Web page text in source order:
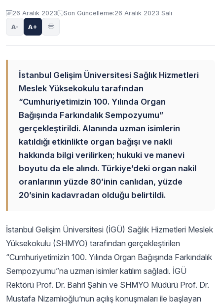
26 Aralık 2023 Son Güncelleme:26 Aralık 2023 Salı
A- A+
İstanbul Gelişim Üniversitesi Sağlık Hizmetleri
Meslek Yüksekokulu tarafından
“Cumhuriyetimizin 100. Yılında Organ
Bağışında Farkındalık Sempozyumu”
gerçekleştirildi. Alanında uzman isimlerin
katıldığı etkinlikte organ bağışı ve nakli
hakkında bilgi verilirken; hukuki ve manevi
boyutu da ele alındı. Türkiye’deki organ nakil
oranlarının yüzde 80’inin canlıdan, yüzde
20’sinin kadavradan olduğu belirtildi.
İstanbul Gelişim Üniversitesi (İGÜ) Sağlık Hizmetleri Meslek
Yüksekokulu (SHMYO) tarafından gerçekleştirilen
“Cumhuriyetimizin 100. Yılında Organ Bağışında Farkındalık
Sempozyumu”na uzman isimler katılım sağladı. İGÜ
Rektörü Prof. Dr. Bahri Şahin ve SHMYO Müdürü Prof. Dr.
Mustafa Nizamlıoğlu’nun açılış konuşmaları ile başlayan